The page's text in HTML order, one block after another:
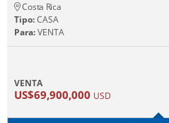
Costa Rica
Tipo:CASA
Para:VENTA
VENTA
US$69,900,000 USD